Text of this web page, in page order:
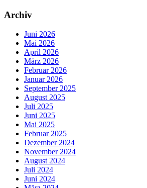
Archiv
Juni 2026
Mai 2026
April 2026
März 2026
Februar 2026
Januar 2026
September 2025
August 2025
Juli 2025
Juni 2025
Mai 2025
Februar 2025
Dezember 2024
November 2024
August 2024
Juli 2024
Juni 2024